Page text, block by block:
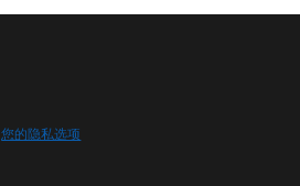
您的隐私选项